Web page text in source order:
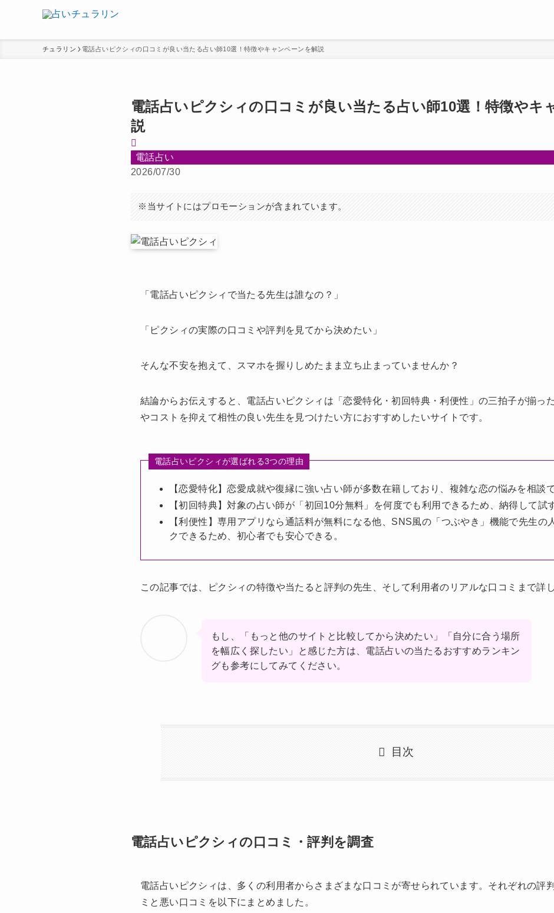
チュラリン 電話占いピクシィの口コミが良い当たる占い師10選！特徴やキャンペーンを解説
電話占いピクシィの口コミが良い当たる占い師10選！特徴やキ
説
電話占い
2026/07/30
※当サイトにはプロモーションが含まれています。
「電話占いピクシィで当たる先生は誰なの？」
「ピクシィの実際の口コミや評判を見てから決めたい」
そんな不安を抱えて、スマホを握りしめたまま立ち止まっていませんか？
結論からお伝えすると、電話占いピクシィは「恋愛特化・初回特典・利便性」の三拍子が揃っ
やコストを抑えて相性の良い先生を見つけたい方におすすめしたいサイトです。
電話占いピクシィが選ばれる3つの理由
【恋愛特化】恋愛成就や復縁に強い占い師が多数在籍しており、複雑な恋の悩みを相談で
【初回特典】対象の占い師が「初回10分無料」を何度でも利用できるため、納得して試
【利便性】専用アプリなら通話料が無料になる他、SNS風の「つぶやき」機能で先生の
クできるため、初心者でも安心できる。
この記事では、ピクシィの特徴や当たると評判の先生、そして利用者のリアルな口コミまで詳
もし、「もっと他のサイトと比較してから決めたい」「自分に合う場所
を幅広く探したい」と感じた方は、電話占いの当たるおすすめランキン
グも参考にしてみてください。
目次
電話占いピクシィの口コミ・評判を調査
電話占いピクシィは、多くの利用者からさまざまな口コミが寄せられています。それぞれの評
ミと悪い口コミを以下にまとめました。